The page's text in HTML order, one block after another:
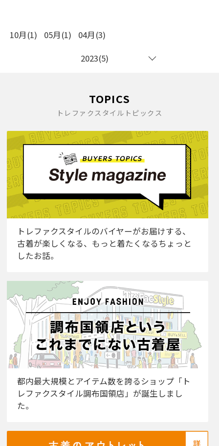
10月(1) 05月(1)
04月(3)
2023(5)
TOPICS
トレファクスタイルトピックス
トレファクスタイルのバイヤーがお届けする、
古着が楽しくなる、もっと着たくなるちょっと
したお話。
都内最大規模とアイテム数を誇るショップ「ト
レファクスタイル調布国領店」が誕生しまし
た。